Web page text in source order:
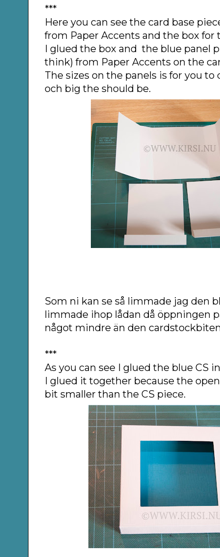
***
Here you can see the card base
from Paper Accents and the box for
I glued the box and the blue panel
think) from Paper Accents on the
The sizes on the panels is for you
och big the should be.
Som ni kan se så limmade jag den
limmade ihop lådan då öppningen
något mindre än den
***
As you can see I glued the blue CS
I glued it together because the
bit smaller than the CS piece.